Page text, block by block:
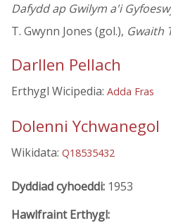
Dafydd ap Gwilym a'i
T. Gwynn Jones (gol.), Gwaith
Darllen Pellach
Erthygl Wicipedia: Adda Fras
Dolenni Ychwanegol
Wikidata: Q18535432
Dyddiad cyhoeddi: 1953
Hawlfraint Erthygl: